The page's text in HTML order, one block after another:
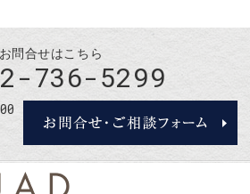
問合せはこちら
736-5299